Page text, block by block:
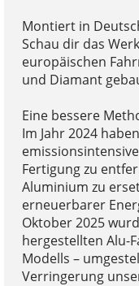
Montiert in
Schau dir das
europäischen
und Diamant
Eine bessere
Im Jahr 2024
Fertigung zu
Aluminium zu
erneuerbarer
Oktober 2025
hergestellten Alu-
Modells –
Verringerung